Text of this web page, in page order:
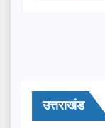
उत्तराखंड